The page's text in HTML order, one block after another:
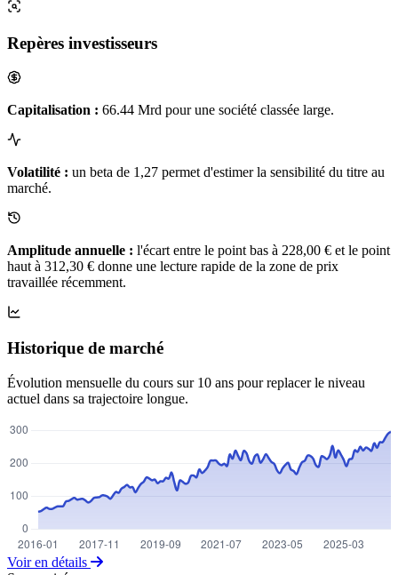
Repères investisseurs
Capitalisation : 66.44 Mrd pour une société classée large.
Volatilité : un beta de 1,27 permet d'estimer la sensibilité du titre au
marché.
Amplitude annuelle : l'écart entre le point bas à 228,00 € et le point
haut à 312,30 € donne une lecture rapide de la zone de prix
travaillée récemment.
Historique de marché
Évolution mensuelle du cours sur 10 ans pour replacer le niveau
actuel dans sa trajectoire longue.
Voir en détails